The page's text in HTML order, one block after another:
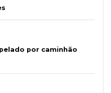
por caminhão